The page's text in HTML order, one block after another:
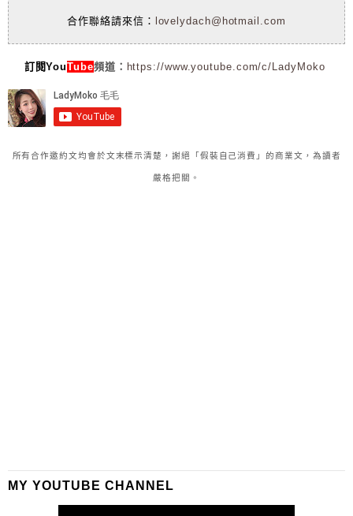
合作聯絡請來信： lovelydach@hotmail.com
訂閱YouTube頻道： https://www.youtube.com/c/LadyMoko
所有合作邀約文均會於文末標示清楚，謝絕「假裝自己消費」的商業文，為讀者
嚴格把關。
MY YOUTUBE CHANNEL